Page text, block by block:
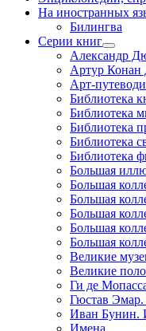
На иностранных
Билингва
Серии книг
Александр
Артур Конан
Арт-
Библиотека
Библиотека
Библиотека
Библиотека
Библиотека
Большая
Большая
Большая
Большая
Большая
Большая
Великие
Великие
Ги де
Гюстав
Иван Бунин.